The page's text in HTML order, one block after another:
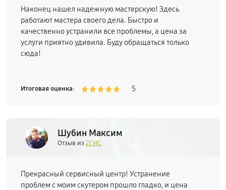
Наконец нашел надежную мастерскую! Здесь
работают мастера своего дела. Быстро и
качественно устранили все проблемы, а цена за
услуги приятно удивила. Буду обращаться только
сюда!
Итоговая оценка: 5
Шубин Максим
Отзыв из 2ГИС
Прекрасный сервисный центр! Устранение
проблем с моим скутером прошло гладко, и цена